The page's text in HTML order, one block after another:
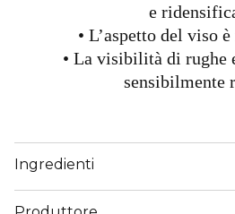
e
• L’aspetto del viso
• La visibilità di rughe
sensibilmente
Ingredienti